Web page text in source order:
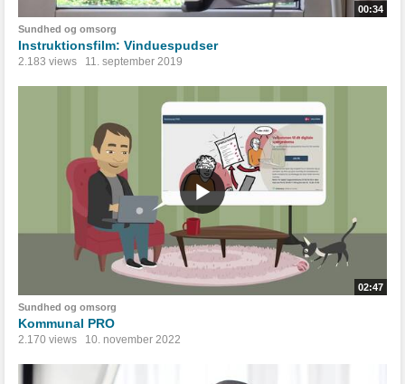
00:34
Sundhed og omsorg
Instruktionsfilm: Vinduespudser
2.183 views 11. september 2019
02:47
Sundhed og omsorg
Kommunal PRO
2.170 views 10. november 2022